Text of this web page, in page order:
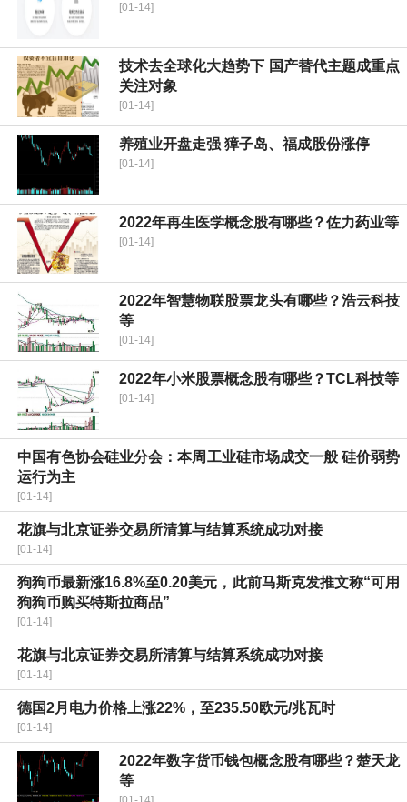
[01-14]
技术去全球化大趋势下 国产替代主题成重点
关注对象
[01-14]
养殖业开盘走强 獐子岛、福成股份涨停
[01-14]
2022年再生医学概念股有哪些？佐力药业等
[01-14]
2022年智慧物联股票龙头有哪些？浩云科技
等
[01-14]
2022年小米股票概念股有哪些？TCL科技等
[01-14]
中国有色协会硅业分会：本周工业硅市场成交一般 硅价弱势
运行为主
[01-14]
花旗与北京证券交易所清算与结算系统成功对接
[01-14]
狗狗币最新涨16.8%至0.20美元，此前马斯克发推文称“可用
狗狗币购买特斯拉商品”
[01-14]
花旗与北京证券交易所清算与结算系统成功对接
[01-14]
德国2月电力价格上涨22%，至235.50欧元/兆瓦时
[01-14]
2022年数字货币钱包概念股有哪些？楚天龙
等